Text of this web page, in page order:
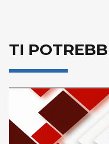
TI